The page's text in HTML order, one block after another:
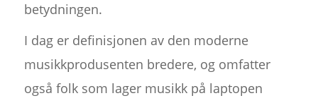
betydningen.
I dag er definisjonen av den moderne
musikkprodusenten bredere, og omfatter
også folk som lager musikk på laptopen